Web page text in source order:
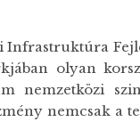
olyan
nemzetközi
nemcsak a